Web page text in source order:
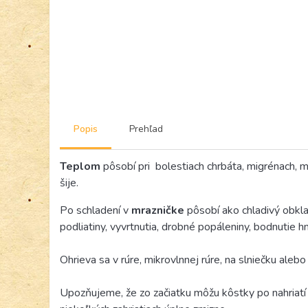
Popis Prehľad
Teplom pôsobí pri bolestiach chrbáta, migrénach,
šije.
Po schladení v mrazničke pôsobí ako chladivý
podliatiny, vyvrtnutia, drobné popáleniny, bodnutie
Ohrieva sa v rúre, mikrovlnnej rúre, na slniečku
Upozňujeme, že zo začiatku môžu kôstky po